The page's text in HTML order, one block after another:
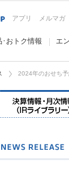
アプリ メルマガ
･おトク情報 エ
2024年のおせち
業情報